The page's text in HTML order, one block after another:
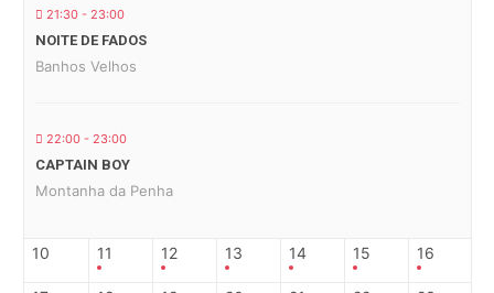
21:30 - 23:00
NOITE DE FADOS
Banhos Velhos
22:00 - 23:00
CAPTAIN BOY
Montanha da Penha
10 11 12 13 14 15 16